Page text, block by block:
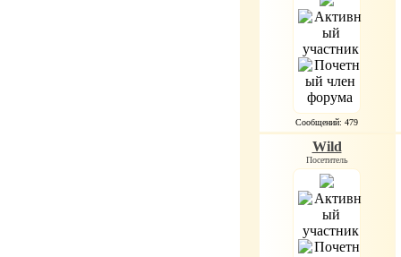
Сообщений: 479
Wild
Посетитель